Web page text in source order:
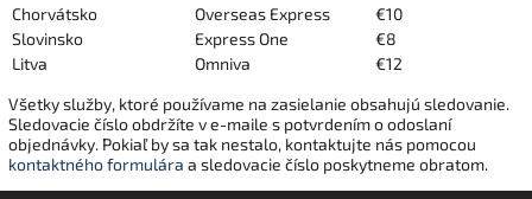
Chorvátsko
Overseas Express
€10
Slovinsko
Express One
€8
Litva
Omniva
€12
Všetky služby, ktoré používame na zasielanie obsahujú sledovanie.
Sledovacie číslo obdržíte v e-maile s potvrdením o odoslaní
objednávky. Pokiaľ by sa tak nestalo, kontaktujte nás pomocou
kontaktného formulára a sledovacie číslo poskytneme obratom.